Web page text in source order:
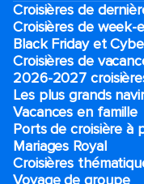
Croisières de
Croisières de week-
Black Friday et
Croisières de
2026-2027
Les plus grands
Vacances en famille
Ports de croisière à
Mariages Royal
Croisières
Voyage de groupe​